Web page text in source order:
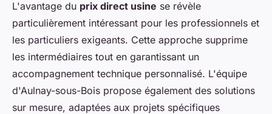
L'avantage du prix direct usine se révèle
particulièrement intéressant pour les professionnels et
les particuliers exigeants. Cette approche supprime
les intermédiaires tout en garantissant un
accompagnement technique personnalisé. L'équipe
d'Aulnay-sous-Bois propose également des solutions
sur mesure, adaptées aux projets spécifiques